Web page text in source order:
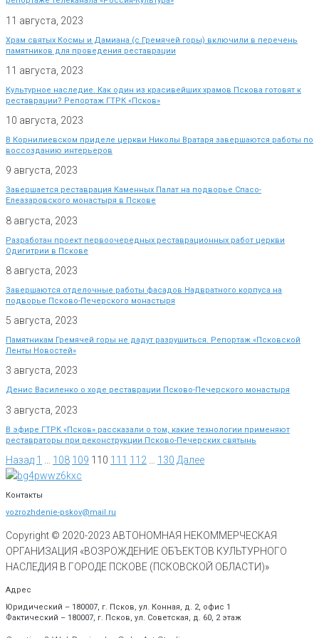
11 августа, 2023
Храм святых Космы и Дамиана (с Гремячей горы) включили в перечень
памятников для проведения реставрации
11 августа, 2023
Культурное наследие. Как один из красивейших храмов Пскова готовят к
реставрации? Репортаж ГТРК «Псков»
10 августа, 2023
В Корнилиевском приделе церкви Николы Вратаря завершаются работы по
воссозданию интерьеров
9 августа, 2023
Завершается реставрация Каменных Палат на подворье Спасо-
Елеазаровского монастыря в Пскове
8 августа, 2023
Разработан проект первоочередных реставрационных работ церкви
Одигитрии в Пскове
8 августа, 2023
Завершаются отделочные работы фасадов Надвратного корпуса на
подворье Псково-Печерского монастыря
5 августа, 2023
Памятникам Гремячей горы не дадут разрушиться. Репортаж «Псковской
Ленты Новостей»
3 августа, 2023
Денис Василенко о ходе реставрации Псково-Печерского монастыря
3 августа, 2023
В эфире ГТРК «Псков» рассказали о том, какие технологии применяют
реставраторы при реконструкции Псково-Печерских святынь
Назад 1 108 109 110 111 112 130 Далее
Контакты
vozrozhdenie-pskov@mail.ru
Copyright © 2020-2023 АВТОНОМНАЯ НЕКОММЕРЧЕСКАЯ
ОРГАНИЗАЦИЯ «ВОЗРОЖДЕНИЕ ОБЪЕКТОВ КУЛЬТУРНОГО
НАСЛЕДИЯ В ГОРОДЕ ПСКОВЕ (ПСКОВСКОЙ ОБЛАСТИ)»
Адрес
Юридический – 180007, г. Псков, ул. Конная, д. 2, офис 1
Фактический – 180007, г. Псков, ул. Советская, д. 60, 2 этаж